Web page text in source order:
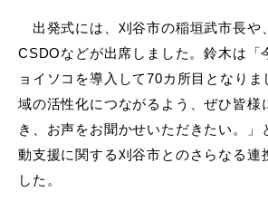
出発式には、刈谷市の稲垣武市長や
CSDOなどが出席しました。鈴木は「
ョイソコを導入して70カ所目となり
域の活性化につながるよう、ぜひ皆様
き、お声をお聞かせいただきたい。」
動支援に関する刈谷市とのさらなる連
した。